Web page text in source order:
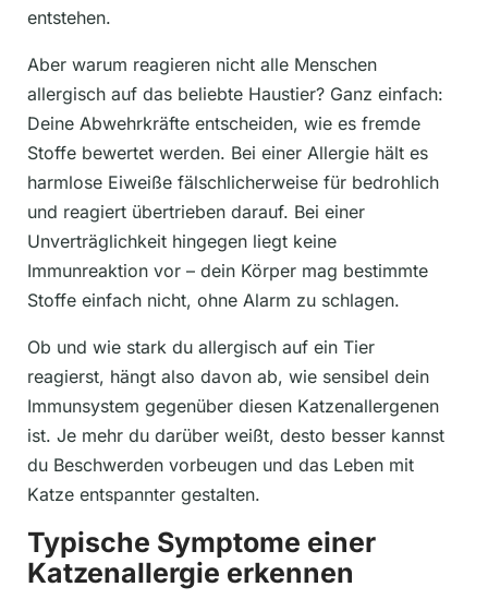
entstehen.
Aber warum reagieren nicht alle Menschen
allergisch auf das beliebte Haustier? Ganz einfach:
Deine Abwehrkräfte entscheiden, wie es fremde
Stoffe bewertet werden. Bei einer Allergie hält es
harmlose Eiweiße fälschlicherweise für bedrohlich
und reagiert übertrieben darauf. Bei einer
Unverträglichkeit hingegen liegt keine
Immunreaktion vor – dein Körper mag bestimmte
Stoffe einfach nicht, ohne Alarm zu schlagen.
Ob und wie stark du allergisch auf ein Tier
reagierst, hängt also davon ab, wie sensibel dein
Immunsystem gegenüber diesen Katzenallergenen
ist. Je mehr du darüber weißt, desto besser kannst
du Beschwerden vorbeugen und das Leben mit
Katze entspannter gestalten.
Typische Symptome einer
Katzenallergie erkennen